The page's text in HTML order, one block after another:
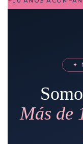
✦
Más de